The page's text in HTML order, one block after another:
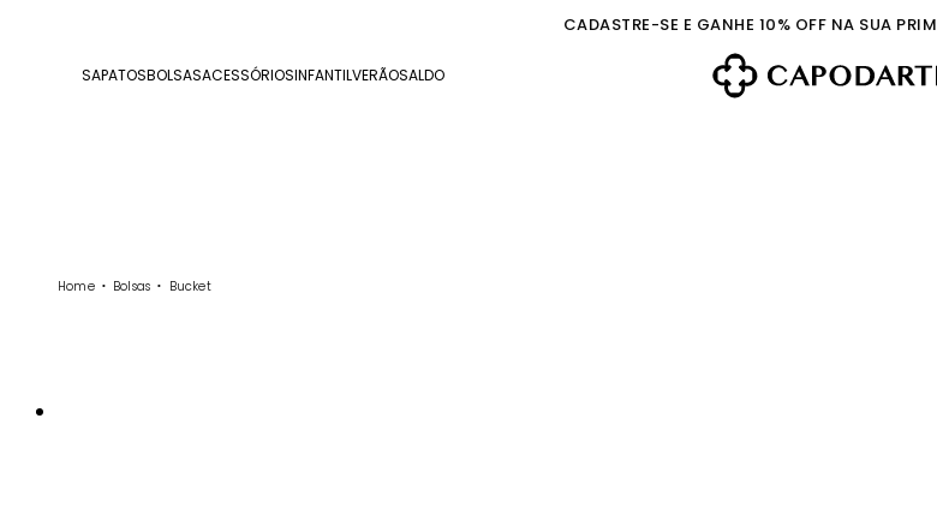
CADASTRE-SE E GANHE 10% OFF NA SUA
SAPATOSBOLSASACESSÓRIOSINFANTILVERÃOSALDO
Home Bolsas Bucket